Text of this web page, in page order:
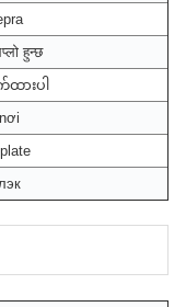
हुन्छ
ားပါ